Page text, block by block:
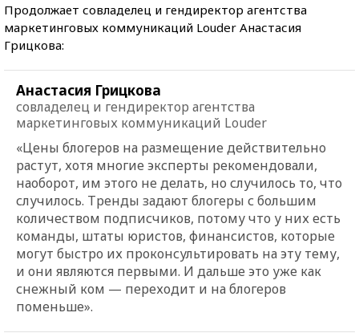
Продолжает совладелец и гендиректор агентства
маркетинговых коммуникаций Louder Анастасия
Грицкова:
Анастасия Грицкова
совладелец и гендиректор агентства
маркетинговых коммуникаций Louder
«Цены блогеров на размещение действительно
растут, хотя многие эксперты рекомендовали,
наоборот, им этого не делать, но случилось то, что
случилось. Тренды задают блогеры с большим
количеством подписчиков, потому что у них есть
команды, штаты юристов, финансистов, которые
могут быстро их проконсультировать на эту тему,
и они являются первыми. И дальше это уже как
снежный ком — переходит и на блогеров
поменьше».